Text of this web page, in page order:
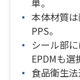
本体材質
PPS。
シール部
EPDMも選
食品衛生